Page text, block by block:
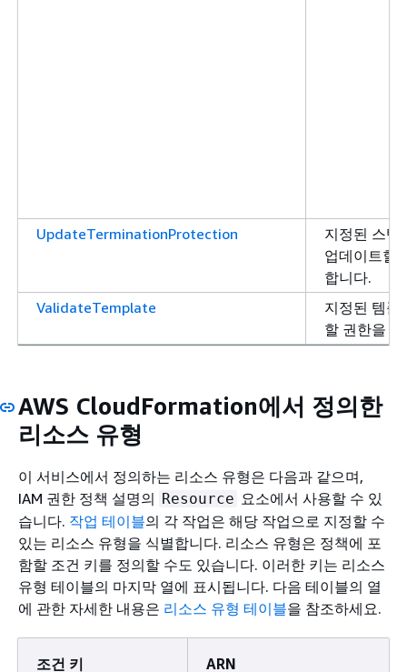
UpdateTerminationProtection
지정된 스택
업데이트할
합니다.
ValidateTemplate
지정된 템플
할 권한을
AWS CloudFormation에서 정의한
리소스 유형
이 서비스에서 정의하는 리소스 유형은 다음과 같으며,
IAM 권한 정책 설명의 Resource 요소에서 사용할 수 있
습니다. 작업 테이블의 각 작업은 해당 작업으로 지정할 수
있는 리소스 유형을 식별합니다. 리소스 유형은 정책에 포
함할 조건 키를 정의할 수도 있습니다. 이러한 키는 리소스
유형 테이블의 마지막 열에 표시됩니다. 다음 테이블의 열
에 관한 자세한 내용은 리소스 유형 테이블을 참조하세요.
조건 키 ARN